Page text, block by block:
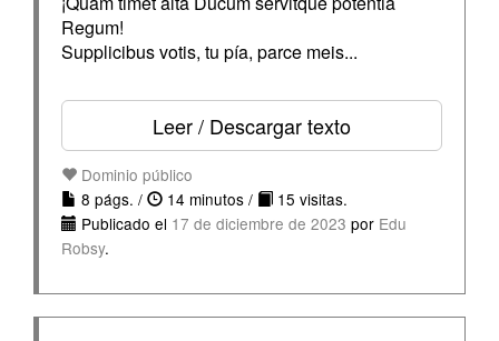
Regum!
Supplicibus votis, tu pía, parce meis...
Leer / Descargar texto
Dominio público
8 págs. /
14 minutos /
15 visitas.
Publicado el 17 de diciembre de 2023 por Edu
Robsy.